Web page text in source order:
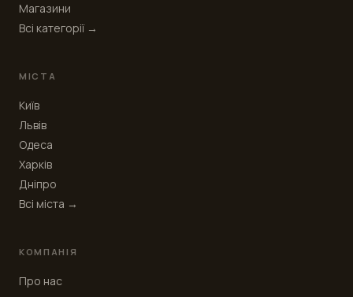
Магазини
Всі категорії →
МІСТА
Київ
Львів
Одеса
Харків
Дніпро
Всі міста →
КОМПАНІЯ
Про нас